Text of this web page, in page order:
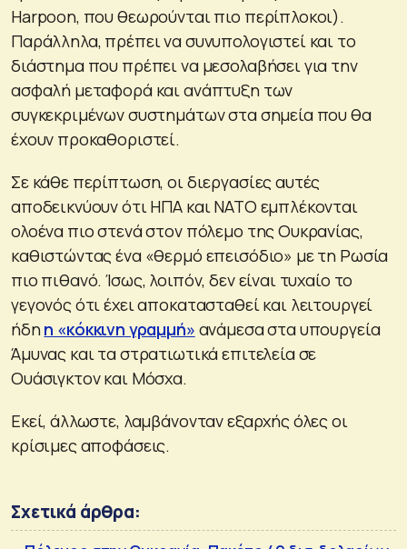
Harpoon, που θεωρούνται πιο περίπλοκοι).
Παράλληλα, πρέπει να συνυπολογιστεί και το
διάστημα που πρέπει να μεσολαβήσει για την
ασφαλή μεταφορά και ανάπτυξη των
συγκεκριμένων συστημάτων στα σημεία που θα
έχουν προκαθοριστεί.
Σε κάθε περίπτωση, οι διεργασίες αυτές
αποδεικνύουν ότι ΗΠΑ και ΝΑΤΟ εμπλέκονται
ολοένα πιο στενά στον πόλεμο της Ουκρανίας,
καθιστώντας ένα «θερμό επεισόδιο» με τη Ρωσία
πιο πιθανό. Ίσως, λοιπόν, δεν είναι τυχαίο το
γεγονός ότι έχει αποκατασταθεί και λειτουργεί
ήδηη «κόκκινη γραμμή» ανάμεσα στα υπουργεία
Άμυνας και τα στρατιωτικά επιτελεία σε
Ουάσιγκτον και Μόσχα.
Εκεί, άλλωστε, λαμβάνονταν εξαρχής όλες οι
κρίσιμες αποφάσεις.
Σχετικά άρθρα: